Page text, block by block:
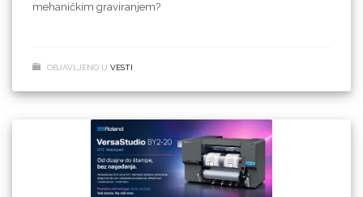
mehaničkim graviranjem?
OBJAVLJENO U VESTI